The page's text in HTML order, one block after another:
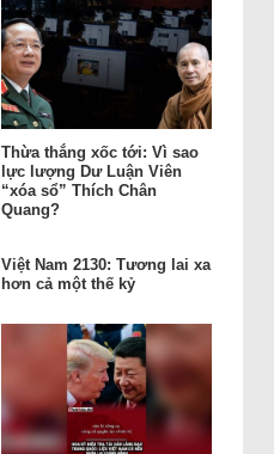
Thừa thắng xốc tới: Vì sao
lực lượng Dư Luận Viên
“xóa sổ” Thích Chân
Quang?
Việt Nam 2130: Tương lai xa
hơn cả một thế kỷ